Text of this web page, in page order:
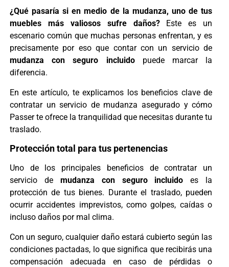
¿Qué pasaría si en medio de la mudanza, uno de tus
muebles más valiosos sufre daños?Este es un
escenario común que muchas personas enfrentan, y es
precisamente por eso que contar con un servicio de
mudanza con seguro incluidopuede marcar la
diferencia.
En este artículo, te explicamos los beneficios clave de
contratar un servicio de mudanza asegurado y cómo
Passer te ofrece la tranquilidad que necesitas durante tu
traslado.
Protección total para tus pertenencias
Uno de los principales beneficios de contratar un
servicio de mudanza con seguro incluido es la
protección de tus bienes. Durante el traslado, pueden
ocurrir accidentes imprevistos, como golpes, caídas o
incluso daños por mal clima.
Con un seguro, cualquier daño estará cubierto según las
condiciones pactadas, lo que significa que recibirás una
compensación adecuada en caso de pérdidas o